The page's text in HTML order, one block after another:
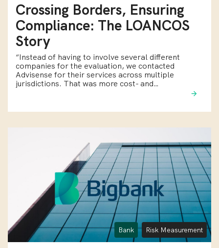
Crossing Borders, Ensuring
Compliance: The LOANCOS
Story
“Instead of having to involve several different
companies for the evaluation, we contacted
Advisense for their services across multiple
jurisdictions. That was more cost- and…
Bank Risk Measurement